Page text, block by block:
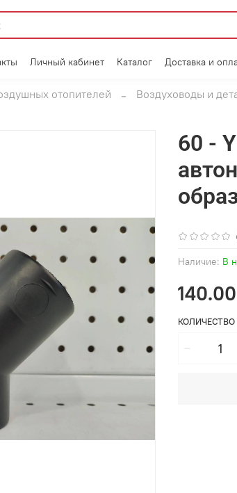
Личный кабинет Каталог Доставка и
отопителей Воздуховоды и
Наличие: В
60 -
КОЛИЧЕСТВО